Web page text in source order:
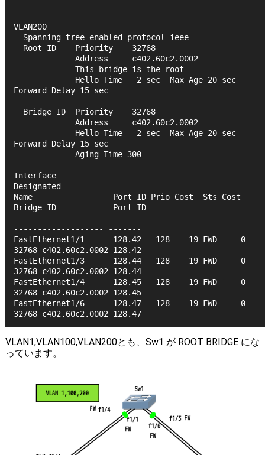
VLAN200
Spanning tree enabled protocol ieee
Root ID    Priority    32768
Address     c402.60c2.0002
This bridge is the root
Hello Time   2 sec  Max Age 20 sec
Forward Delay 15 sec
Bridge ID  Priority    32768
Address     c402.60c2.0002
Hello Time   2 sec  Max Age 20 sec
Forward Delay 15 sec
Aging Time 300
Interface
Designated
Name                 Port ID Prio Cost  Sts Cost
Bridge ID            Port ID
-------------------- ------- ---- ----- --- ----- -
------------------- -------
FastEthernet1/1      128.42   128    19 FWD     0
32768 c402.60c2.0002 128.42
FastEthernet1/3      128.44   128    19 FWD     0
32768 c402.60c2.0002 128.44
FastEthernet1/4      128.45   128    19 FWD     0
32768 c402.60c2.0002 128.45
FastEthernet1/6      128.47   128    19 FWD     0
32768 c402.60c2.0002 128.47
VLAN1,VLAN100,VLAN200とも、Sw1 が ROOT BRIDGE にな
っています。